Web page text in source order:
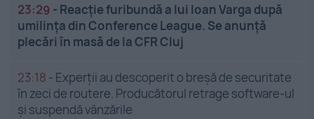
23:29 - Reacție furibundă a lui Ioan Varga după
umilința din Conference League. Se anunță
plecări în masă de la CFR Cluj
23:18 - Experții au descoperit o breșă de securitate
în zeci de routere. Producătorul retrage software-ul
și suspendă vânzările